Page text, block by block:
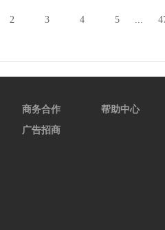
2 3 4 5 ...
商务合作
广告招商
帮助中心